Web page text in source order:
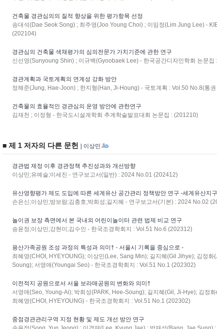
건축물 경관심의의 질적 향상을 위한 평가항목 선정
송대석(Dae Seok Song) ; 최주영(Joo Young Choi) ; 이임정(Lim Jung Lee) -
(202104)
경관심의 건축물 색채평가의 심의전문가 가치기준에 관한 연구
신선영(Sunyoung Shin) ; 이규백(Gyoobaek Lee) - 한국공간디자인학회 논문
경관계획과 국토계획의 연계성 강화 방안
정해준(Jung, Hae-Joon) ; 한지형(Han, Ji-Houng) - 국토계획 : Vol.50 No.8(통
건축물의 효율적인 경관심의 운영 방안에 관한연구
김재천 ; 이정형 - 한국도시설계학회 추계학술발표대회 논문집 : (201210)
■ 제 1 저자의 다른 문헌 | 이상민
경관법 제정 이후 경관정책 추진성과와 개선방향
이상민;유예슬;이세진 - 연구보고서(일반) : 2024 No.01 (202412)
유산영향평가 제도 도입에 따른 세계유산 공간관리 정책방안 연구 -세계유산지
손은신;이상민;방보람;김충호;박희성;길지혜 - 연구보고서(기본) : 2024 No.02
놀이권 보장 측면에서 본 국내외 어린이놀이터 관련 법제 비교 연구
송윤정;이상민;강현미;김수인 - 한국조경학회지 : Vol.51 No.6 (202312)
용산가족공원 조성 과정의 특성과 의미† - 서울시 기록을 중심으로 -
최혜영(CHOI, HYEYOUNG); 이상민(Lee, Sang Min); 길지혜(Gil Jihye); 김정
Soung); 서영애(Youngai Seo) - 한국조경학회지 : Vol.51 No.1 (202302)
이전적지 공원으로서 서울 보라매공원의 변화와 의미†
서영애(Seo, Young-Ai); 박희성(PARK, Hee-Soung); 길지혜(Gil, Ji-Hye); 김정
최혜영(CHOI, HYEYOUNG) - 한국조경학회지 : Vol.51 No.1 (202302)
중점경관관리구역 지정 현황 및 제도 개선 방안 연구